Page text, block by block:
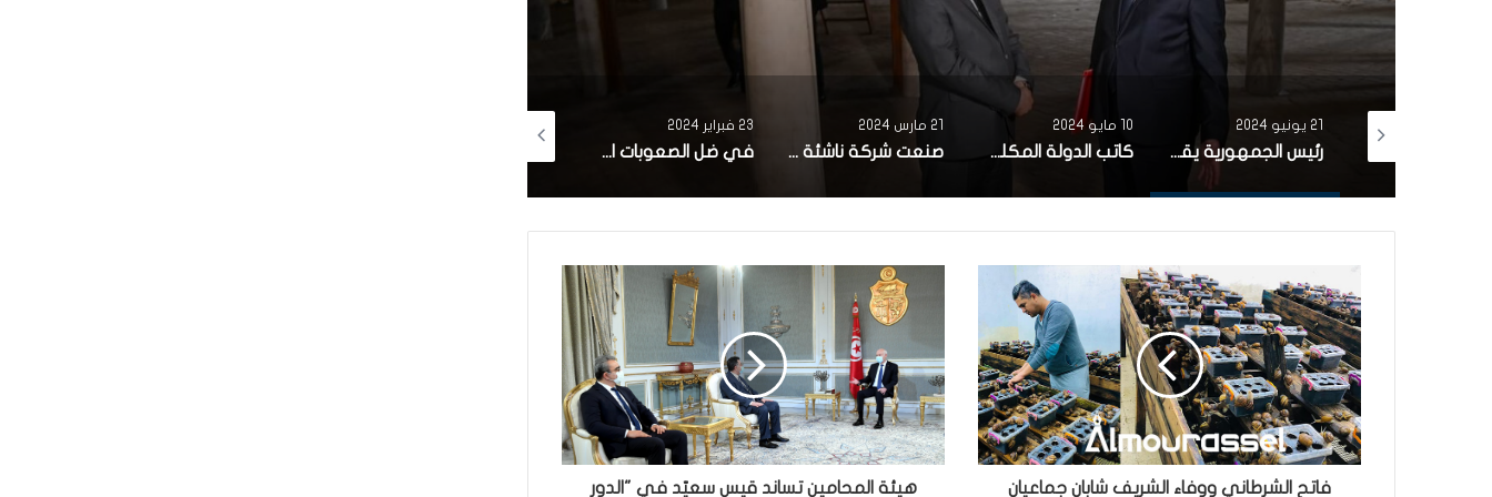
10 مايو 2024
كاتب الدولة المكلف بالشركات الاهلية: قريبا الترفيع في سقف تمويل الشركات الأهلية إلى مليون دينار
21 مارس 2024 23 فبراير 2024
في ضل الصعوبات الاقتصادية : تاخر كبير في الاعلان عن تركيبة الهيئة الوطنية للصلح الجزائي وانطلاق اشغالها
7 فبراير 2024
وضع محمد فريخة الصحي صعب ونقله الي المستشفى
فاتح الشرطاني ووفاء الشريف شابان جماعيان هيئة المحامين تساند قيس سعيّد في "الدور